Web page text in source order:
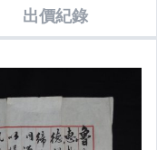
出價紀錄